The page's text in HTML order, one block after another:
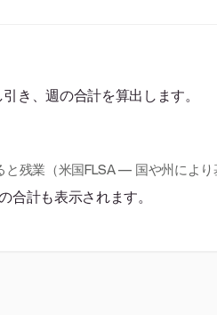
き、週の合計を算出します。
残業（米国FLSA — 国や州により
合計も表示されます。